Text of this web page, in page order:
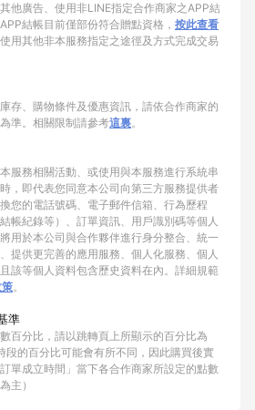
他廣告、使用非LINE指定合作商家之APP結
結帳目前僅部份符合贈點資格， 按此查看
使用其他非本服務指定之途徑及方式完成交易
存、購物條件及優惠資訊，請依合作商家的
準。相關限制請參考這裏。
服務相關活動、或使用與本服務進行系統串
，即代表您同意本公司向第三方服務提供者
您的電話號碼、電子郵件信箱、行為歷程
帳紀錄等）、訂單資訊、用戶識別碼等個人
用於本公司與合作夥伴進行身分整合、統一
提供更完善的應用服務、個人化服務、個人
該等個人資料包含歷史資料在內。詳細規範
。
準
百分比，請以跳轉頁上所顯示的百分比為
段的百分比可能會有所不同，因此購買後實
單成立時間」當下各合作商家所設定的點數
主）